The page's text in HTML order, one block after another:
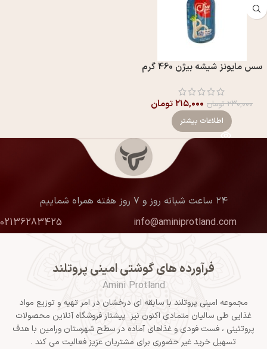
سس مایونز شیشه بیژن 460 گرم
۲۳۰,۰۰۰تومان ۲۱۵,۰۰۰تومان
اطلاعات بیشتر
۲۴ ساعت شبانه روز و ۷ روز هفته همراه شماییم
info@aminiprotland.com
02136283425
فرآورده های گوشتی امینی پروتلند
Amini Protland
مجموعه امینی پروتلند با سابقه ای درخشان در امر تهیه و توزیع مواد
غذایی طی سالیان متمادی اکنون نیز پیشتاز فروشگاه آنلاین محصولات
پروتئینی ، فست فودی و غذاهای آماده در سطح شهرستان ورامین با هدف
تسهیل خرید غیر حضوری برای مشتریان عزیز فعالیت می کند .